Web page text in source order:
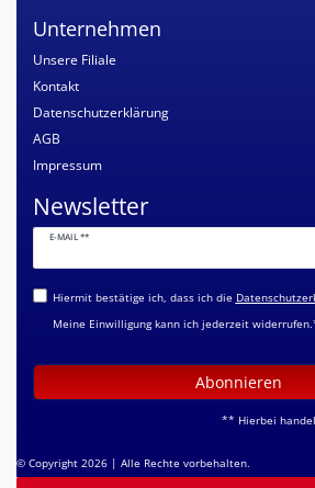
Unternehmen
Unsere Filiale
Kontakt
Datenschutzerklärung
AGB
Impressum
Newsletter
E-MAIL **
Newsletter
Honig
Hiermit bestätige ich, dass ich die
Meine Einwilligung kann ich jederzeit
Abonnieren
** Hierbei
© Copyright 2026 | Alle Rechte vorbehalten.